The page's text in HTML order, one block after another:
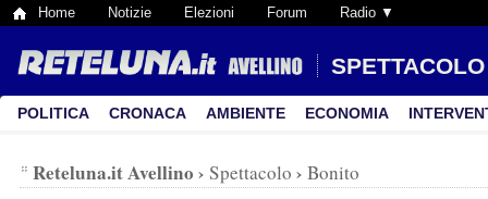
Home Notizie Elezioni Forum Radio ▼
SPETTACOLO
POLITICA CRONACA AMBIENTE ECONOMIA
Reteluna.it Avellino › Spettacolo › Bonito